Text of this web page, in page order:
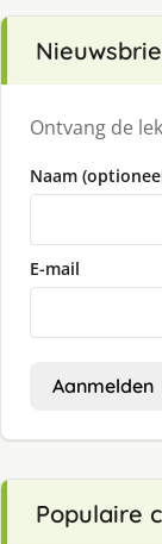
Ontvang de
Naam
E-mail
Aanmelden
Populaire